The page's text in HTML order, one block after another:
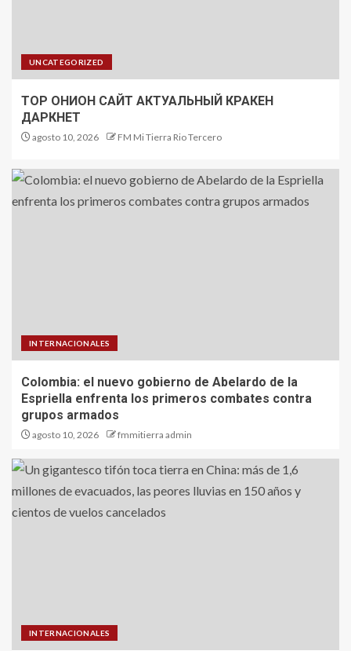
UNCATEGORIZED
ТОР ОНИОН САЙТ АКТУАЛЬНЫЙ КРАКЕН
ДАРКНЕТ
agosto 10, 2026 FM Mi Tierra Rio Tercero
INTERNACIONALES
Colombia: el nuevo gobierno de Abelardo de la
Espriella enfrenta los primeros combates contra
grupos armados
agosto 10, 2026 fmmitierra admin
INTERNACIONALES